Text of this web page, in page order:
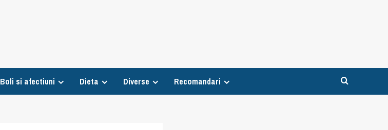
Boli si afectiuni Dieta Diverse Recomandari